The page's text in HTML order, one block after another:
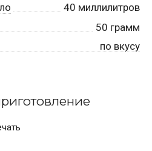
40 миллилитров
50 грамм
по вкусу